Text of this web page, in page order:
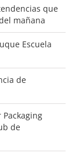
que
mañana
Escuela
de
de